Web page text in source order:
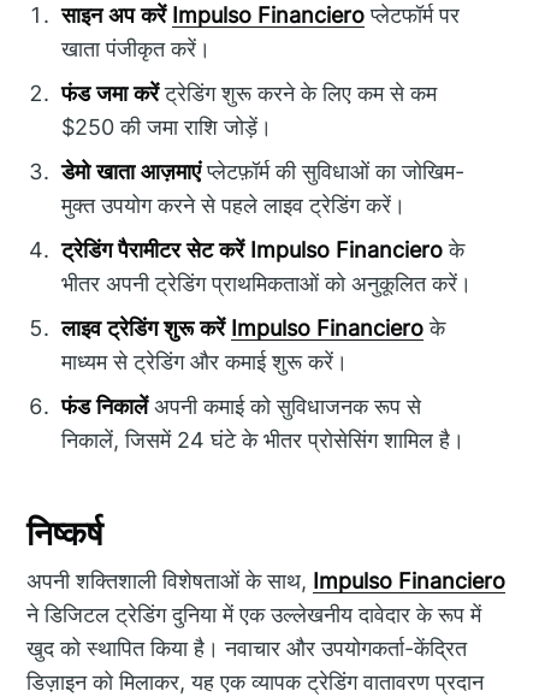
साइन अप करें Impulso Financieroप्लेटफॉर्म पर
खाता पंजीकृत करें।
फंड जमा करेंट्रेडिंग शुरू करने के लिए कम से कम
$250 की जमा राशि जोड़ें।
डेमो खाता आज़माएंप्लेटफ़ॉर्म की सुविधाओं का जोखिम-
मुक्त उपयोग करने से पहले लाइव ट्रेडिंग करें।
ट्रेडिंग पैरामीटर सेट करें Impulso Financieroके
भीतर अपनी ट्रेडिंग प्राथमिकताओं को अनुकूलित करें।
लाइव ट्रेडिंग शुरू करें Impulso Financieroके
माध्यम से ट्रेडिंग और कमाई शुरू करें।
फंड निकालेंअपनी कमाई को सुविधाजनक रूप से
निकालें, जिसमें 24 घंटे के भीतर प्रोसेसिंग शामिल है।
निष्कर्ष
अपनी शक्तिशाली विशेषताओं के साथ, Impulso Financiero
ने डिजिटल ट्रेडिंग दुनिया में एक उल्लेखनीय दावेदार के रूप में
खुद को स्थापित किया है। नवाचार और उपयोगकर्ता-केंद्रित
डिज़ाइन को मिलाकर, यह एक व्यापक ट्रेडिंग वातावरण प्रदान